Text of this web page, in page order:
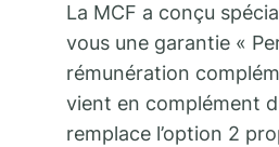
La MCF a conçu
vous une garantie «
rémunération
vient en complément
remplace l’option 2